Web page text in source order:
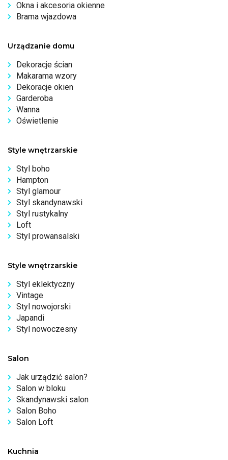
Okna i akcesoria okienne
Brama wjazdowa
Urządzanie domu
Dekoracje ścian
Makarama wzory
Dekoracje okien
Garderoba
Wanna
Oświetlenie
Style wnętrzarskie
Styl boho
Hampton
Styl glamour
Styl skandynawski
Styl rustykalny
Loft
Styl prowansalski
Style wnętrzarskie
Styl eklektyczny
Vintage
Styl nowojorski
Japandi
Styl nowoczesny
Salon
Jak urządzić salon?
Salon w bloku
Skandynawski salon
Salon Boho
Salon Loft
Kuchnia